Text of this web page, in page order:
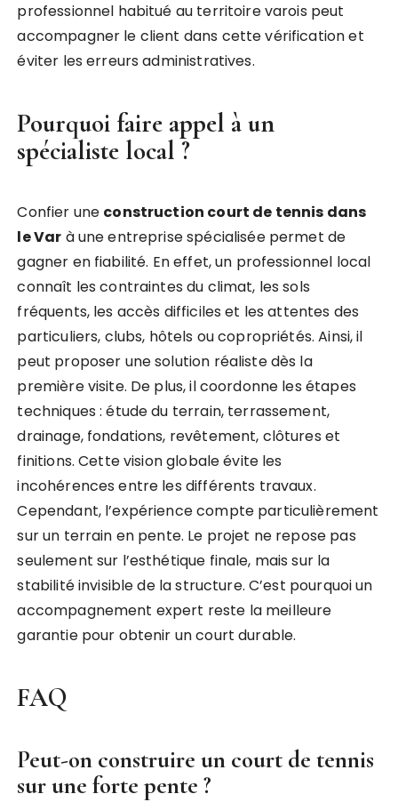
professionnel habitué au territoire varois peut
accompagner le client dans cette vérification et
éviter les erreurs administratives.
Pourquoi faire appel à un
spécialiste local ?
Confier une construction court de tennis dans
le Var à une entreprise spécialisée permet de
gagner en fiabilité. En effet, un professionnel local
connaît les contraintes du climat, les sols
fréquents, les accès difficiles et les attentes des
particuliers, clubs, hôtels ou copropriétés. Ainsi, il
peut proposer une solution réaliste dès la
première visite. De plus, il coordonne les étapes
techniques : étude du terrain, terrassement,
drainage, fondations, revêtement, clôtures et
finitions. Cette vision globale évite les
incohérences entre les différents travaux.
Cependant, l’expérience compte particulièrement
sur un terrain en pente. Le projet ne repose pas
seulement sur l’esthétique finale, mais sur la
stabilité invisible de la structure. C’est pourquoi un
accompagnement expert reste la meilleure
garantie pour obtenir un court durable.
FAQ
Peut-on construire un court de tennis
sur une forte pente ?